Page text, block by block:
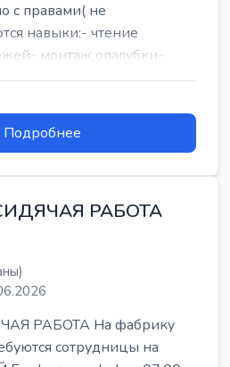
с правами( не
навыки:- чтение
монтаж опалубки-
Подробнее
РАБОТА
РАБОТА На фабрику
сотрудницы на